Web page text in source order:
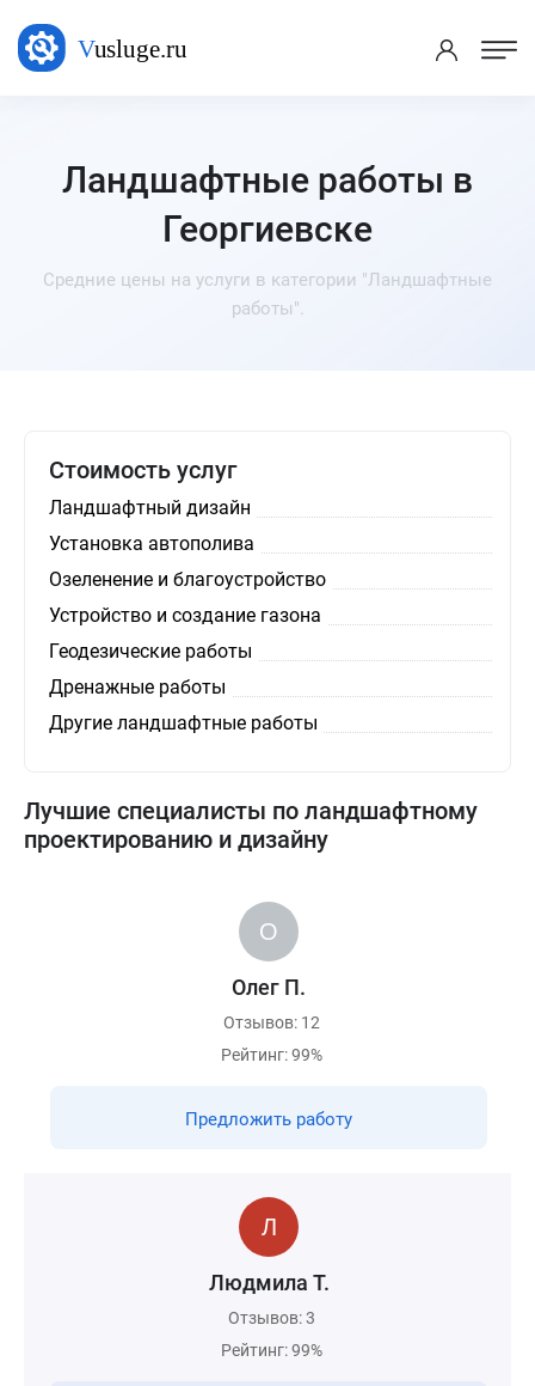
Ландшафтные работы в
Георгиевске
Средние цены на услуги в категории "Ландшафтные
работы".
Стоимость услуг
Ландшафтный дизайн
Установка автополива
Озеленение и благоустройство
Устройство и создание газона
Геодезические работы
Дренажные работы
Другие ландшафтные работы
Лучшие специалисты по ландшафтному
проектированию и дизайну
Олег П.
Отзывов: 12
Рейтинг: 99%
Предложить работу
Людмила Т.
Отзывов: 3
Рейтинг: 99%